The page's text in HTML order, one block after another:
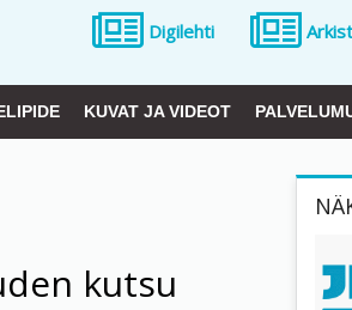
Digilehti
KUVAT JA VIDEOT
kutsu